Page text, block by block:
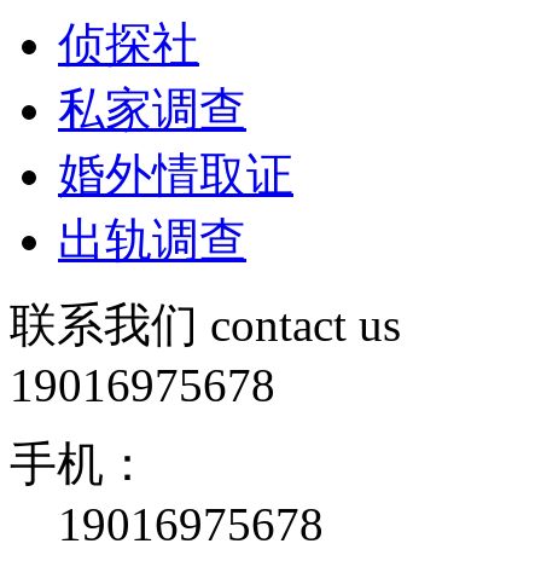
侦探社
私家调查
婚外情取证
出轨调查
联系我们 contact us
19016975678
手机：
19016975678